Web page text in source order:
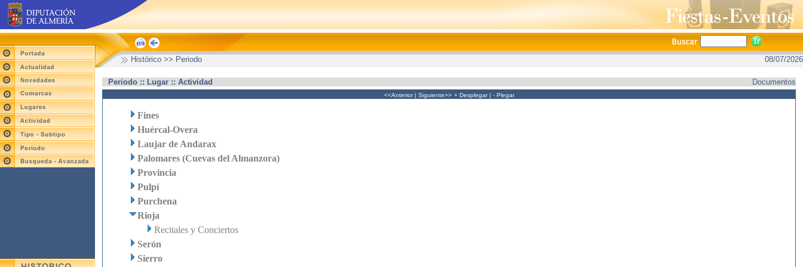
Histórico >> Periodo 08/07/2026
Periodo :: Lugar :: Actividad Documentos
<<Anterior| Siguiente>> + Desplegar| - Plegar
Fines
Huércal-Overa
Laujar de Andarax
Palomares (Cuevas del Almanzora)
Provincia
Pulpí
Purchena
Rioja
Recitales y Conciertos
Serón
Sierro